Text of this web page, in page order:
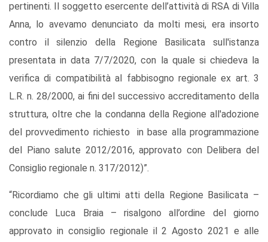
pertinenti. Il soggetto esercente dell’attività di RSA di Villa
Anna, lo avevamo denunciato da molti mesi, era insorto
contro il silenzio della Regione Basilicata sull'istanza
presentata in data 7/7/2020, con la quale si chiedeva la
verifica di compatibilità al fabbisogno regionale ex art. 3
L.R. n. 28/2000, ai fini del successivo accreditamento della
struttura, oltre che la condanna della Regione all'adozione
del provvedimento richiesto in base alla programmazione
del Piano salute 2012/2016, approvato con Delibera del
Consiglio regionale n. 317/2012)”.
“Ricordiamo che gli ultimi atti della Regione Basilicata –
conclude Luca Braia – risalgono all’ordine del giorno
approvato in consiglio regionale il 2 Agosto 2021 e alle